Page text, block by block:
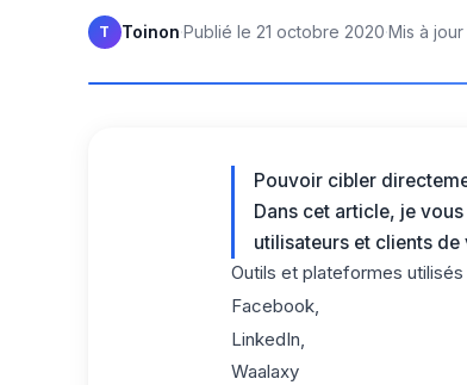
T Toinon·Publié le 21 octobre 2020·Mis à jour
Pouvoir cibler
Dans cet article, je
utilisateurs et clients
Outils et plateformes utilisés
Facebook,
LinkedIn,
Waalaxy